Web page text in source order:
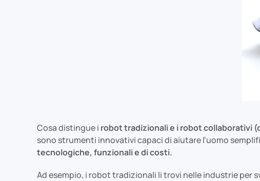
Cosa distingue i robot tradizionali e i robot collaborativi
sono strumenti innovativi capaci di aiutare l’uomo
tecnologiche, funzionali e di costi.
Ad esempio, i robot tradizionali li trovi nelle industrie per